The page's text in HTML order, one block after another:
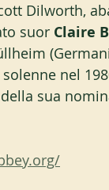
Dilworth,
suor Claire
nel
sua